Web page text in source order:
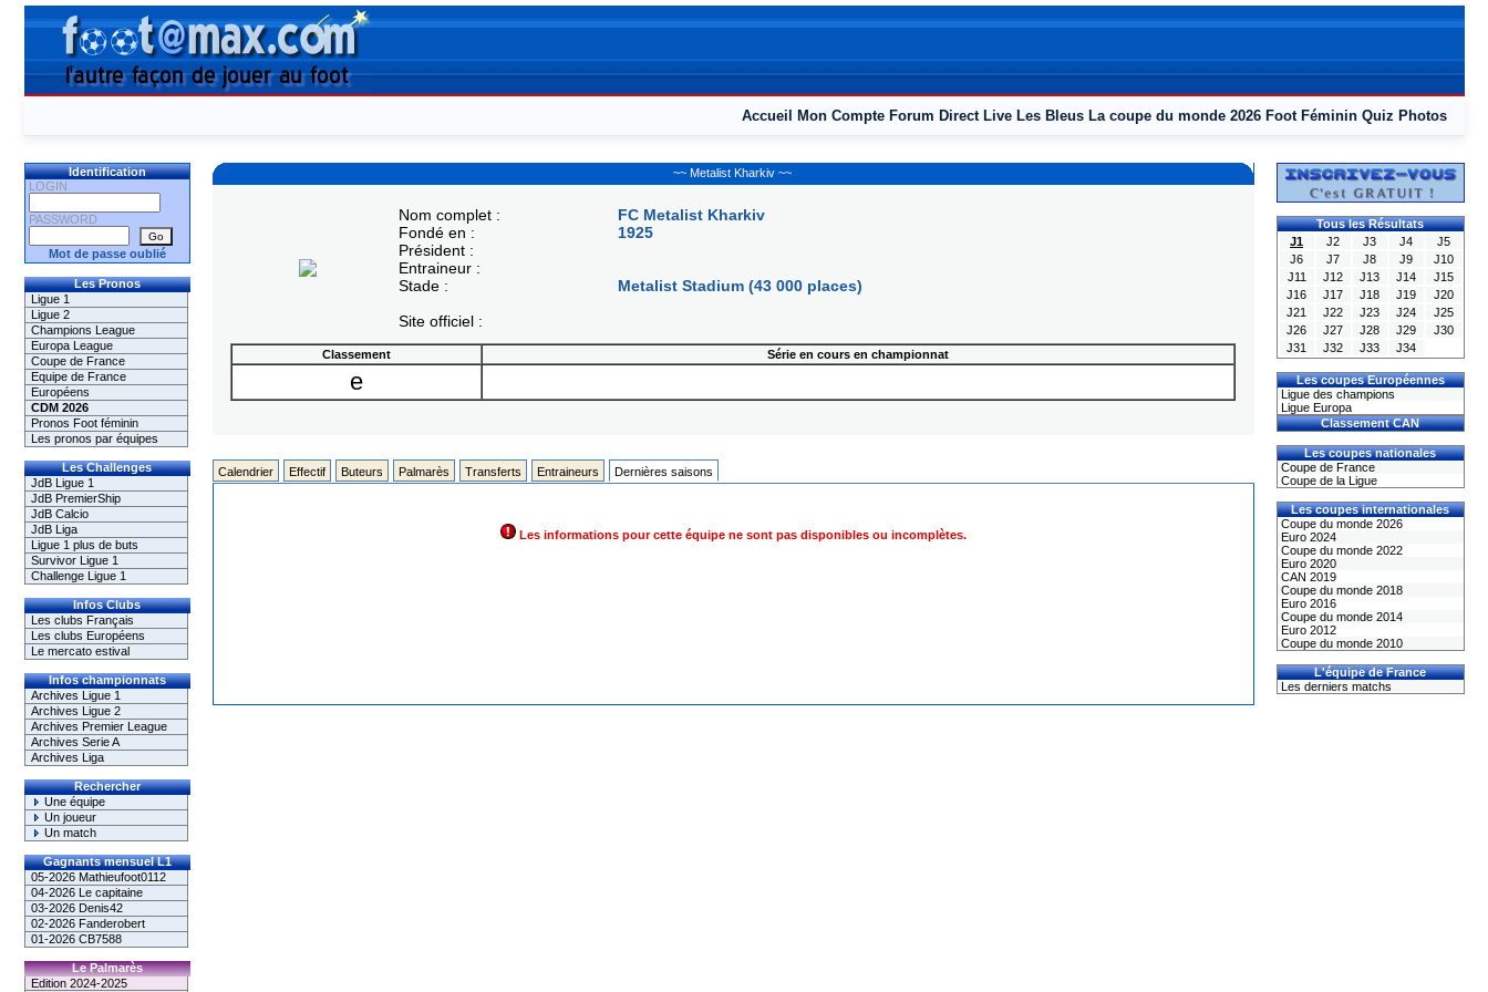
Accueil Mon Compte Forum Direct Live Les Bleus La coupe du monde 2026 Foot Féminin Quiz Photos
Identification
LOGIN
PASSWORD
Mot de passe oublié
Les Pronos
Ligue 1
Ligue 2
Champions League
Europa League
Coupe de France
Equipe de France
Européens
CDM 2026
Pronos Foot féminin
Les pronos par équipes
Les Challenges
JdB Ligue 1
JdB PremierShip
JdB Calcio
JdB Liga
Ligue 1 plus de buts
Survivor Ligue 1
Challenge Ligue 1
Infos Clubs
Les clubs Français
Les clubs Européens
Le mercato estival
Infos championnats
Archives Ligue 1
Archives Ligue 2
Archives Premier League
Archives Serie A
Archives Liga
Rechercher
Une équipe
Un joueur
Un match
Gagnants mensuel L1
05-2026 Mathieufoot0112
04-2026 Le capitaine
03-2026 Denis42
02-2026 Fanderobert
01-2026 CB7588
Le Palmarès
Edition 2024-2025
~~ Metalist Kharkiv ~~
Nom complet :
Fondé en :
Président :
Entraineur :
Stade :
Site officiel :
FC Metalist Kharkiv
1925
Metalist Stadium (43 000 places)
Classement Série en cours en championnat
e
Calendrier Effectif Buteurs Palmarès Transferts Entraineurs Dernières saisons
Les informations pour cette équipe ne sont pas disponibles ou incomplètes.
Tous les Résultats
J1
J2 J3 J4
J5
J6
J7 J8 J9
J10
J11
J12 J13 J14
J15
J16
J17 J18 J19
J20
J21
J22 J23 J24
J25
J26
J27 J28 J29
J30
J31
J32 J33 J34
Les coupes Européennes
Ligue des champions
Ligue Europa
Classement CAN
Les coupes nationales
Coupe de France
Coupe de la Ligue
Les coupes internationales
Coupe du monde 2026
Euro 2024
Coupe du monde 2022
Euro 2020
CAN 2019
Coupe du monde 2018
Euro 2016
Coupe du monde 2014
Euro 2012
Coupe du monde 2010
L'équipe de France
Les derniers matchs